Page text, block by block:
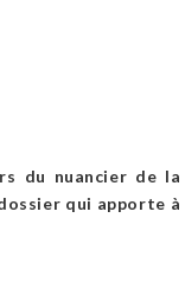
du nuancier de la
qui apporte à